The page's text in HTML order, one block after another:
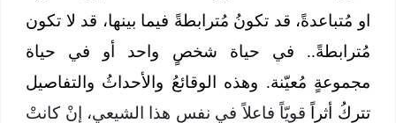
او مُتباعدةً، قد تكونُ مُترابطةً فيما بينها، قد لا تكون
مُترابطةً.. في حياة شخصٍ واحد أو في حياة
مجموعةٍ مُعيّنة. وهذه الوقائعُ والأحداثُ والتفاصيل
تتركُ أثراً
قويّاً فاعلاً في نفس هذا الشيعي، إنْ كانتْ